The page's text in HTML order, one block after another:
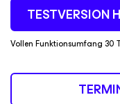
TESTVERSION
Vollen Funktionsumfang 30